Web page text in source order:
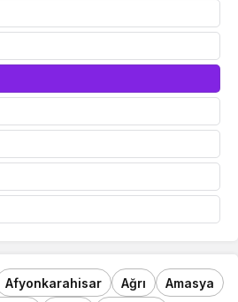
Afyonkarahisar Ağrı
Amasya